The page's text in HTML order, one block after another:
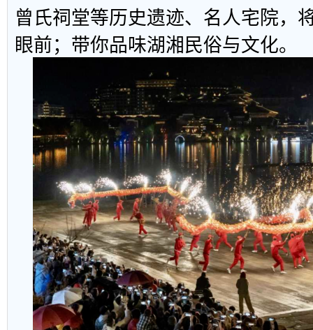
曾氏祠堂等历史遗迹、名人宅院，
眼前；带你品味湖湘民俗与文化。